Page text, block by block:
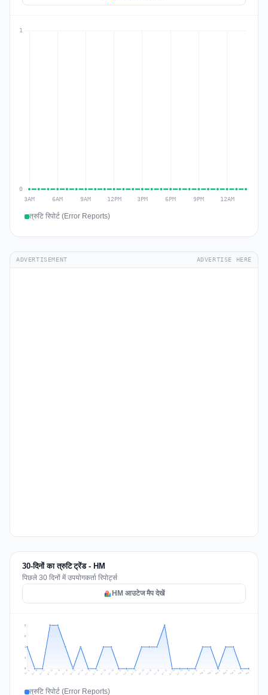
त्रुटि रिपोर्ट (Error Reports)
ADVERTISEMENT ADVERTISE HERE
30-दिनों का त्रुटि ट्रेंड - HM
पिछले 30 दिनों में उपयोगकर्ता रिपोर्ट्स
HM आउटेज मैप देखें
1
1
2
2
Jul 9 Jul 10 Jul 11 Jul 12 Jul 13 Jul 14 Jul 15 Jul 16 Jul 17 Jul 18 Jul 19 Jul 20 Jul 21 Jul 22 Jul 23 Jul 24 Jul 25 Jul 26 Jul 27 Jul 28 Jul 29 Jul 30 Jul 31 Aug 1 Aug 2 Aug 3 Aug 4 Aug 5 Aug 6 Aug 7
त्रुटि रिपोर्ट (Error Reports)